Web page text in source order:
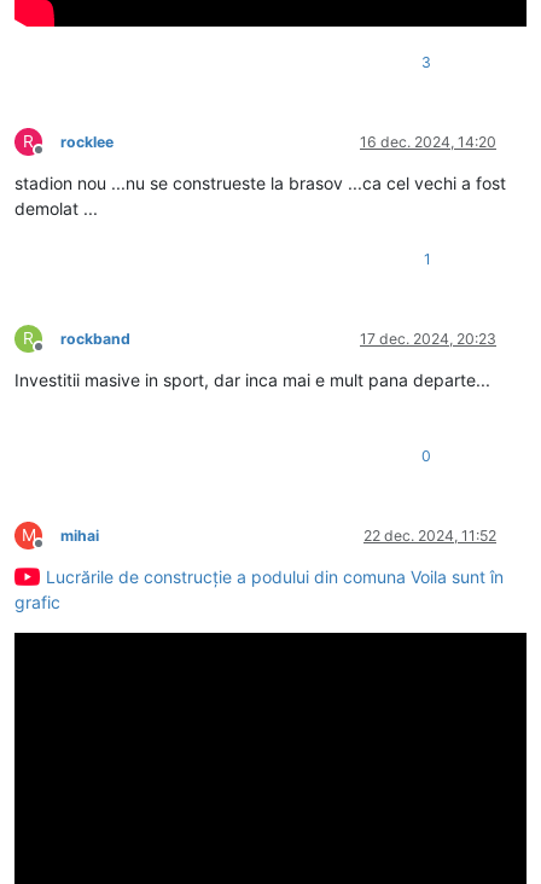
3
R
Deconectat
rocklee 16 dec. 2024, 14:20
stadion nou ...nu se construeste la brasov ...ca cel vechi a fost
demolat ...
1
R
Deconectat
rockband 17 dec. 2024, 20:23
Investitii masive in sport, dar inca mai e mult pana departe...
0
M
Deconectat
mihai 22 dec. 2024, 11:52
Lucrările de construcție a podului din comuna Voila sunt în
grafic